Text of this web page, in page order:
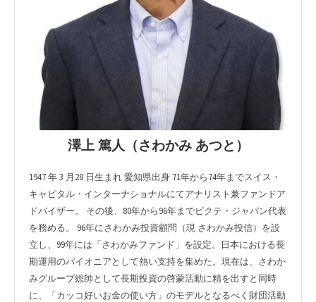
澤上 篤人（さわかみ あつと）
1947 年 3 月28 日生まれ 愛知県出身 71年から74年までスイス・
キャピタル・インターナショナルにてアナリスト兼ファンドア
ドバイザー。 その後、80年から96年までピクテ・ジャパン代表
を務める。 96年にさわかみ投資顧問（現 さわかみ投信）を設
立し、99年には「さわかみファンド」を設定。日本における長
期運用のパイオニアとして熱い支持を集めた。現在は、さわか
みグループ総帥として長期投資の啓蒙活動に精を出すと同時
に、「カッコ好いお金の使い方」のモデルとなるべく財団活動